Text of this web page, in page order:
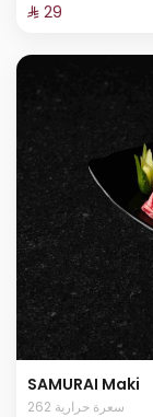
⁨⁦‪‬ 29⁩
SAMURAI Maki
262 سعرة حرارية